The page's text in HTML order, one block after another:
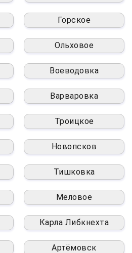
Горское
Ольховое
Воеводовка
Варваровка
Троицкое
Новопсков
Тишковка
Меловое
Карла Либкнехта
Артёмовск